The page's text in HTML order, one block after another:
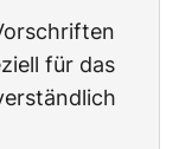
für das